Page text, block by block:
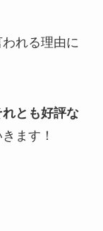
れる理由に
とも好評な
ます！